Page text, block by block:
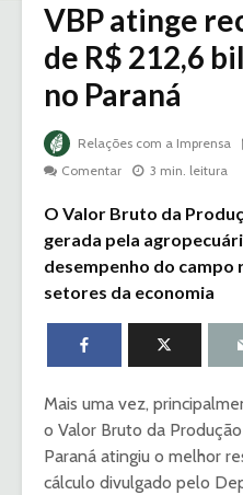
VBP atinge
de R$ 212,6
no Paraná
Relações com a Imprensa
Comentar
3 min. leitura
O Valor Bruto da
gerada pela
desempenho do
setores da economia
Mais uma vez,
o Valor Bruto da
Paraná atingiu o melhor
cálculo divulgado pelo